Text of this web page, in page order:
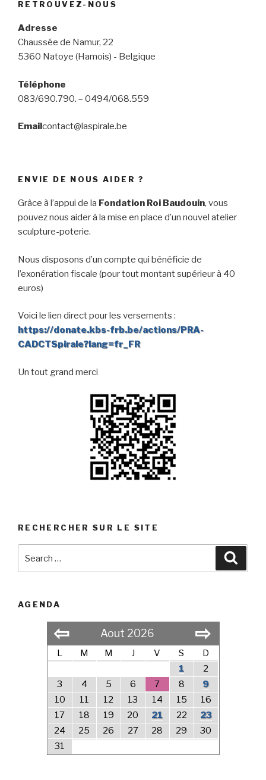
RETROUVEZ-NOUS
Adresse
Chaussée de Namur, 22
5360 Natoye (Hamois) - Belgique
Téléphone
083/690.790. – 0494/068.559
Email contact@laspirale.be
ENVIE DE NOUS AIDER ?
Grâce à l’appui de la Fondation Roi Baudouin, vous
pouvez nous aider à la mise en place d’un nouvel atelier
sculpture-poterie.
Nous disposons d’un compte qui bénéficie de
l’exonération fiscale (pour tout montant supérieur à 40
euros)
Voici le lien direct pour les versements :
https://donate.kbs-frb.be/actions/PRA-
CADCTSpirale?lang=fr_FR
Un tout grand merci
RECHERCHER SUR LE SITE
AGENDA
⇦ Aout 2026 ⇨
L M M J V S
D
1
2
3
4 5 6 7 8
9
10
11 12 13 14 15
16
17
18 19 20 21 22
23
24
25 26 27 28 29
30
31